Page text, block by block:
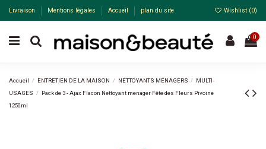
Livraison Mentions légales Accueil plan du site Wishlist (0)
0
Accueil ENTRETIEN DE LA MAISON NETTOYANTS MÉNAGERS
MULTI-
USAGES
Pack de 3 - Ajax Flacon Nettoyant menager Fête des Fleurs Pivoine
1250ml